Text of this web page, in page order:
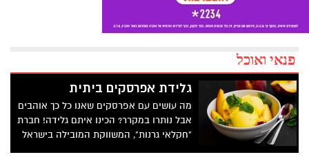
פנאי ואוכל
גלידת אפרסקים ביתית
מה עושים עם אפרסקים שאנו כל כך אוהבים
אבל נותרו במקרר? הכינו איתם גלידה! חברת
"חקלאי גרנות", המשווקת המובילה בישראל